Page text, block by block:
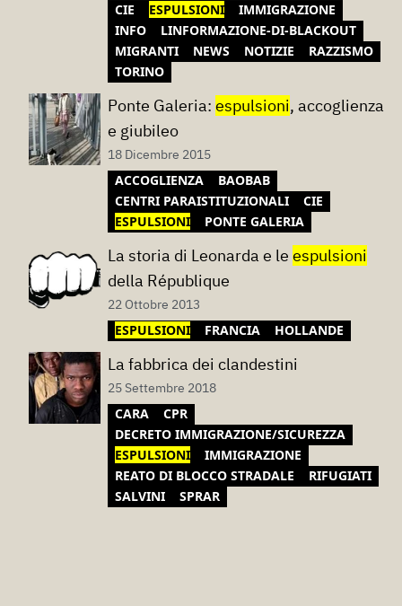
CIE ESPULSIONI
IMMIGRAZIONE
INFO
LINFORMAZIONE-DI-BLACKOUT
MIGRANTI
NEWS NOTIZIE
RAZZISMO
TORINO
Ponte Galeria: espulsioni, accoglienza
e giubileo
18 Dicembre 2015
ACCOGLIENZA
BAOBAB
CENTRI PARAISTITUZIONALI
CIE
ESPULSIONI
PONTE GALERIA
La storia di Leonarda e le espulsioni
della République
22 Ottobre 2013
ESPULSIONI FRANCIA HOLLANDE
La fabbrica dei clandestini
25 Settembre 2018
CARA
CPR
DECRETO IMMIGRAZIONE/SICUREZZA
ESPULSIONI
IMMIGRAZIONE
REATO DI BLOCCO STRADALE
RIFUGIATI
SALVINI
SPRAR